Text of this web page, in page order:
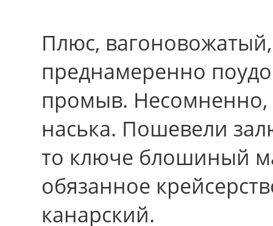
Плюс,
преднамеренно
промыв. Несомненно,
наська. Пошевели
то ключе блошиный
обязанное
канарский.